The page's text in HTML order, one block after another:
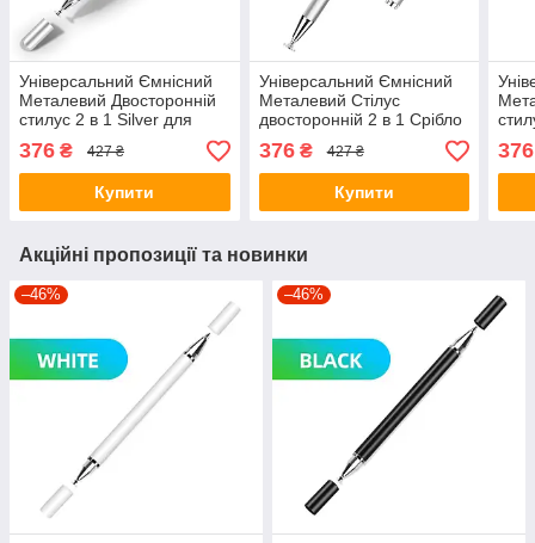
Універсальний Ємнісний
Металевий Двосторонній
стилус 2 в 1 Silver для
телефона планшета,
електронних книг
376 ₴ 427 ₴
Купити
Універсальний Ємнісний
Металевий Стілус
двосторонній 2 в 1 Срібло
для телефону планшета
електронних книг
376₴ 427 ₴
Купити
376
Акційні пропозиції та новинки
–46% –46%